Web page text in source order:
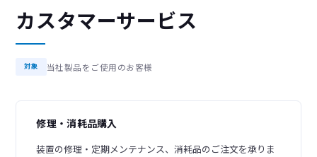
カスタマーサービス
対象 当社製品をご使用のお客様
修理・消耗品購入
装置の修理・定期メンテナンス、消耗品のご注文を承りま